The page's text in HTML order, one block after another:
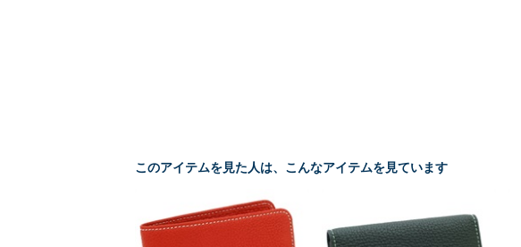
このアイテムを見た人は、こんなアイテムを見ています